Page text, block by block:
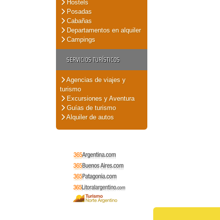
Hostels
Posadas
Cabañas
Departamentos en alquiler
Campings
SERVICIOS TURÍSTICOS
Agencias de viajes y
turismo
Excursiones y Aventura
Guías de turismo
Alquiler de autos